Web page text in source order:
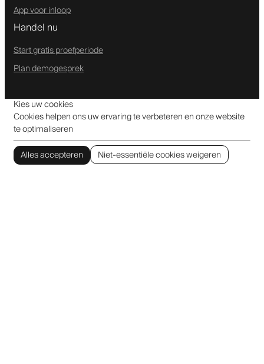
App voor inloop
Handel nu
Start gratis proefperiode
Plan demogesprek
Kies uw cookies
Cookies helpen ons uw ervaring te verbeteren en onze website
te optimaliseren
Alles accepteren
Niet-essentiële cookies weigeren